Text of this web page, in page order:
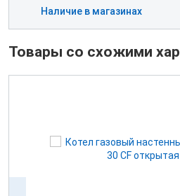
Наличие в магазинах
Товары со схожими